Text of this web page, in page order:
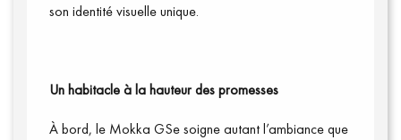
son identité visuelle unique.
Un habitacle à la hauteur des promesses
À bord, le Mokka GSe soigne autant l’ambiance que